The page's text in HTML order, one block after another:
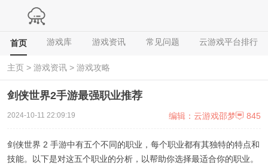
首页 游戏库 游戏资讯 常见问题 云游戏平台排行
主页 > 游戏资讯 > 游戏攻略
剑侠世界2手游最强职业推荐
2024-10-11 22:09:19 编辑：云游戏邵梦 845
剑侠世界 2 手游中有五个不同的职业，每个职业都有其独特的特点和
技能。以下是对这五个职业的分析，以帮助你选择最适合你的职业。